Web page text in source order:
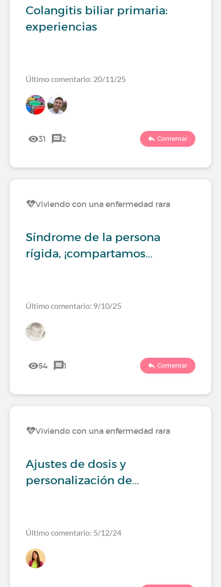
Colangitis biliar primaria:
experiencias
Último comentario: 20/11/25
31 2 Comentar
Viviendo con una enfermedad rara
Síndrome de la persona
rígida, ¡compartamos…
Último comentario: 9/10/25
54 1 Comentar
Viviendo con una enfermedad rara
Ajustes de dosis y
personalización de…
Último comentario: 5/12/24